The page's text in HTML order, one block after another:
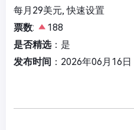
每月29美元, 快速设置
票数:
188
是否精选：是
发布时间 ：2026年06月16